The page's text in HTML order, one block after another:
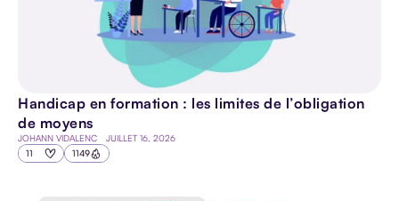
Handicap en formation : les limites de l’obligation
de moyens
JOHANN VIDALENC JUILLET 16, 2026
11 1149